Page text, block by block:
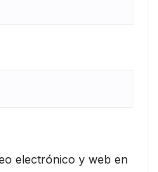
electrónico y web en